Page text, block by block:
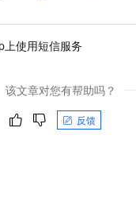
上使用短信服务
该文章对您有帮助吗？
反馈